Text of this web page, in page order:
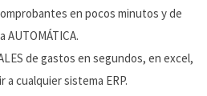
en pocos minutos y de
AUTOMÁTICA.
de gastos en segundos, en excel,
a cualquier sistema ERP.